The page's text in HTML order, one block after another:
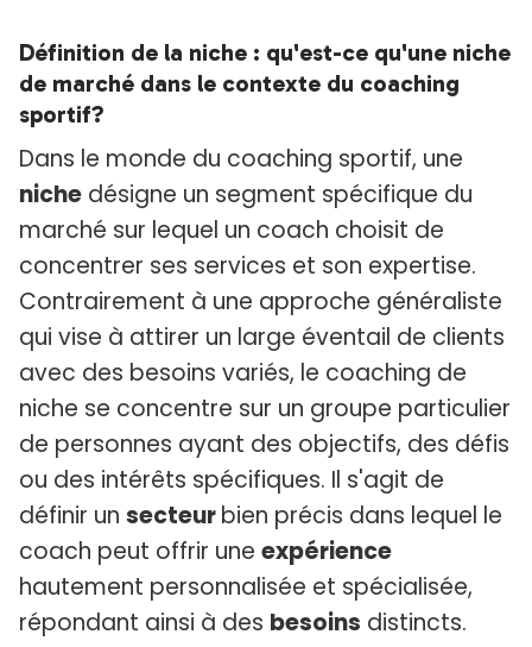
Définition de la niche : qu'est-ce qu'une niche
de marché dans le contexte du coaching
sportif?
Dans le monde du coaching sportif, une
niche désigne un segment spécifique du
marché sur lequel un coach choisit de
concentrer ses services et son expertise.
Contrairement à une approche généraliste
qui vise à attirer un large éventail de clients
avec des besoins variés, le coaching de
niche se concentre sur un groupe particulier
de personnes ayant des objectifs, des défis
ou des intérêts spécifiques. Il s'agit de
définir un secteurbien précis dans lequel le
coach peut offrir une expérience
hautement personnalisée et spécialisée,
répondant ainsi à des besoins distincts.